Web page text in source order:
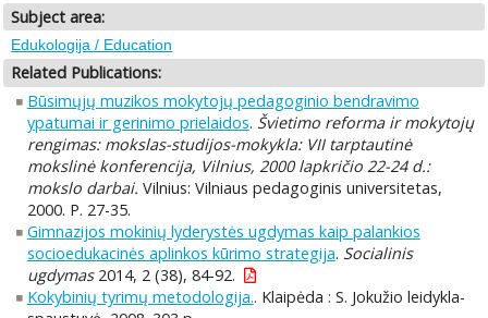
Subject area:
Edukologija / Education
Related Publications:
Būsimųjų muzikos mokytojų pedagoginio bendravimo
ypatumai ir gerinimo prielaidos. Švietimo reforma ir mokytojų
rengimas: mokslas-studijos-mokykla: VII tarptautinė
mokslinė konferencija, Vilnius, 2000 lapkričio 22-24 d.:
mokslo darbai. Vilnius: Vilniaus pedagoginis universitetas,
2000. P. 27-35.
Gimnazijos mokinių lyderystės ugdymas kaip palankios
socioedukacinės aplinkos kūrimo strategija. Socialinis
ugdymas2014, 2 (38), 84-92.
Kokybinių tyrimų metodologija.. Klaipėda : S. Jokužio leidykla-